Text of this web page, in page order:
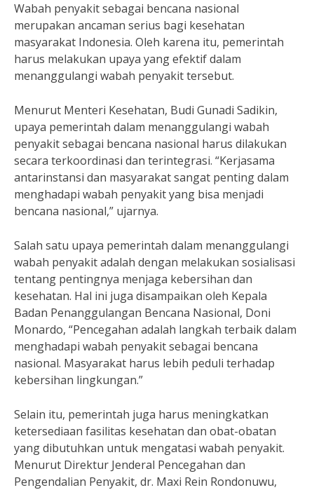
Wabah penyakit sebagai bencana nasional
merupakan ancaman serius bagi kesehatan
masyarakat Indonesia. Oleh karena itu, pemerintah
harus melakukan upaya yang efektif dalam
menanggulangi wabah penyakit tersebut.
Menurut Menteri Kesehatan, Budi Gunadi Sadikin,
upaya pemerintah dalam menanggulangi wabah
penyakit sebagai bencana nasional harus dilakukan
secara terkoordinasi dan terintegrasi. “Kerjasama
antarinstansi dan masyarakat sangat penting dalam
menghadapi wabah penyakit yang bisa menjadi
bencana nasional,” ujarnya.
Salah satu upaya pemerintah dalam menanggulangi
wabah penyakit adalah dengan melakukan sosialisasi
tentang pentingnya menjaga kebersihan dan
kesehatan. Hal ini juga disampaikan oleh Kepala
Badan Penanggulangan Bencana Nasional, Doni
Monardo, “Pencegahan adalah langkah terbaik dalam
menghadapi wabah penyakit sebagai bencana
nasional. Masyarakat harus lebih peduli terhadap
kebersihan lingkungan.”
Selain itu, pemerintah juga harus meningkatkan
ketersediaan fasilitas kesehatan dan obat-obatan
yang dibutuhkan untuk mengatasi wabah penyakit.
Menurut Direktur Jenderal Pencegahan dan
Pengendalian Penyakit, dr. Maxi Rein Rondonuwu,